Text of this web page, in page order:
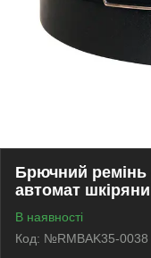
Брючний ремінь
автомат
В наявності
Код: №RMBAK35-0038